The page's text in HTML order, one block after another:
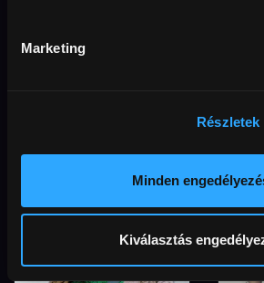
Marketing
Részletek
Minden
Kiválasztás